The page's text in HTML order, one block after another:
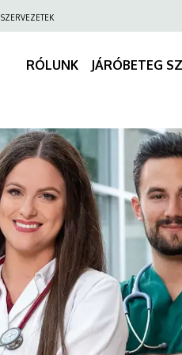
SZERVEZETEK
RÓLUNK JÁRÓBETEG